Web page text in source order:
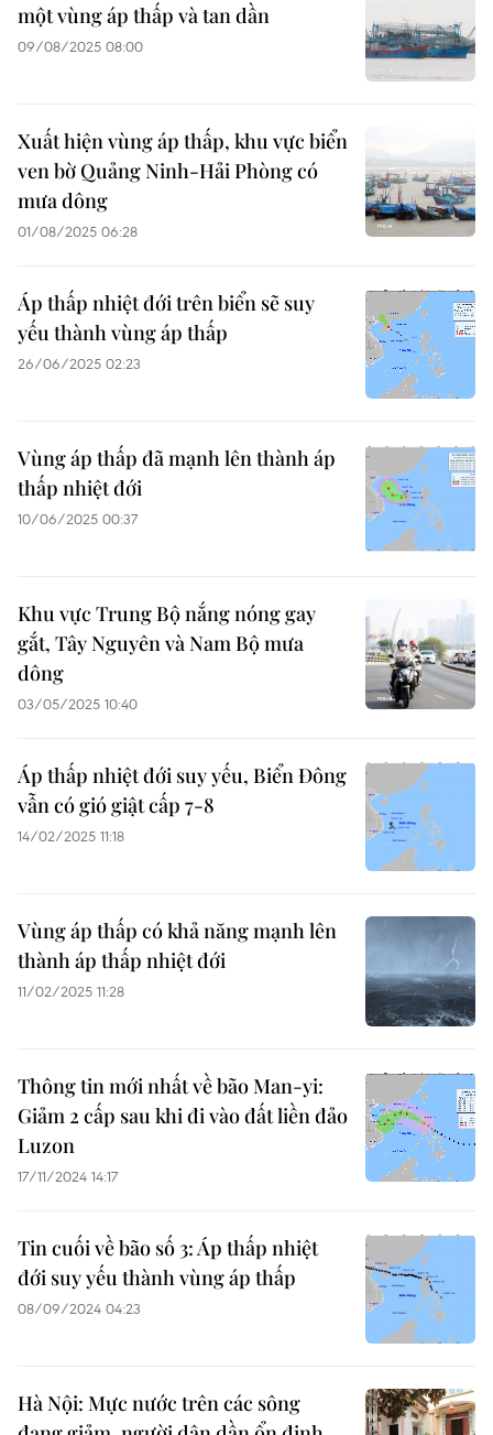
một vùng áp thấp và tan dần
09/08/2025 08:00
Xuất hiện vùng áp thấp, khu vực biển
ven bờ Quảng Ninh-Hải Phòng có
mưa dông
01/08/2025 06:28
Áp thấp nhiệt đới trên biển sẽ suy
yếu thành vùng áp thấp
26/06/2025 02:23
Vùng áp thấp đã mạnh lên thành áp
thấp nhiệt đới
10/06/2025 00:37
Khu vực Trung Bộ nắng nóng gay
gắt, Tây Nguyên và Nam Bộ mưa
dông
03/05/2025 10:40
Áp thấp nhiệt đới suy yếu, Biển Đông
vẫn có gió giật cấp 7-8
14/02/2025 11:18
Vùng áp thấp có khả năng mạnh lên
thành áp thấp nhiệt đới
11/02/2025 11:28
Thông tin mới nhất về bão Man-yi:
Giảm 2 cấp sau khi đi vào đất liền đảo
Luzon
17/11/2024 14:17
Tin cuối về bão số 3: Áp thấp nhiệt
đới suy yếu thành vùng áp thấp
08/09/2024 04:23
Hà Nội: Mực nước trên các sông